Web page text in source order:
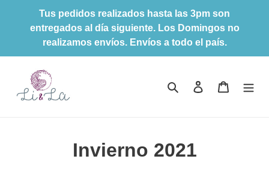
directamente
Tus pedidos realizados hasta las 3pm son
entregados al día siguiente. Los Domingos no
realizamos envíos. Envíos a todo el país.
Buscar Ingresar Carrito
C
Invierno 2021